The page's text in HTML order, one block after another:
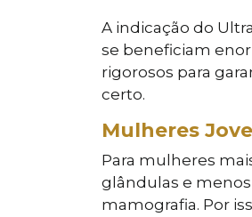
A indicação do
se beneficiam
rigorosos para
certo.
Mulheres
Para mulheres
glândulas e
mamografia. Por